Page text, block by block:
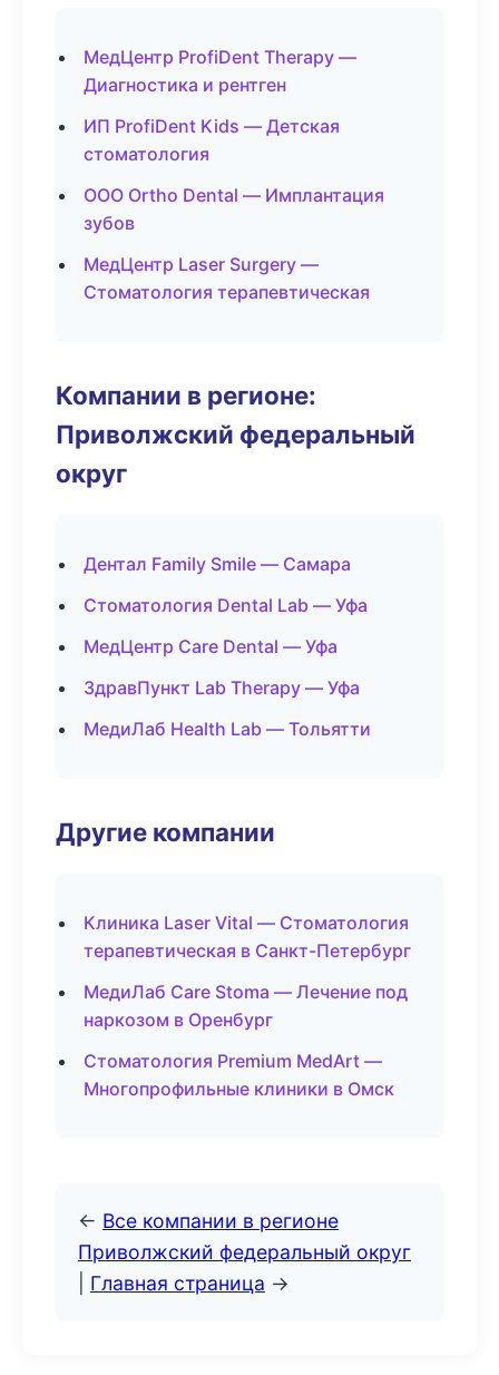
МедЦентр ProfiDent Therapy —
Диагностика и рентген
ИП ProfiDent Kids — Детская
стоматология
ООО Ortho Dental — Имплантация
зубов
МедЦентр Laser Surgery —
Стоматология терапевтическая
Компании в регионе:
Приволжский федеральный
округ
Дентал Family Smile — Самара
Стоматология Dental Lab — Уфа
МедЦентр Care Dental — Уфа
ЗдравПункт Lab Therapy — Уфа
МедиЛаб Health Lab — Тольятти
Другие компании
Клиника Laser Vital — Стоматология
терапевтическая в Санкт-Петербург
МедиЛаб Care Stoma — Лечение под
наркозом в Оренбург
Стоматология Premium MedArt —
Многопрофильные клиники в Омск
← Все компании в регионе
Приволжский федеральный округ
Главная страница →